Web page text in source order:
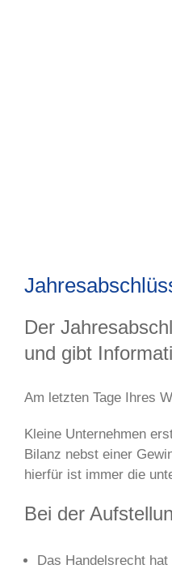
Der
und gibt
Am letzten Tage Ihres
Kleine Unternehmen
Bilanz nebst einer
hierfür ist immer die
Bei der
Das Handelsrecht hat